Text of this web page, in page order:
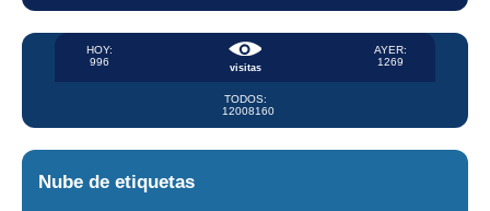
visitas
HOY:
996
AYER:
1269
TODOS:
12008160
Nube de etiquetas